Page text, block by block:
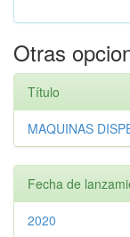
Otras
Título
MAQUINAS
Fecha de
2020